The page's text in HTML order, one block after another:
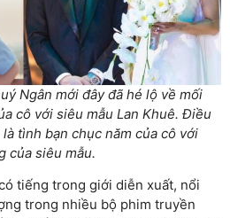
Ngân mới đây đã hé lộ về mối
cô với siêu mẫu Lan Khuê. Điều
tình bạn chục năm của cô với
của siêu mẫu.
tiếng trong giới diễn xuất, nổi
trong nhiều bộ phim truyền